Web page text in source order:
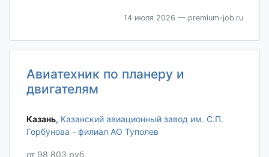
14 июля 2026 — premium-job.ru
Авиатехник по планеру и
двигателям
Казань‎, Казанский авиационный завод им. С.П.
Горбунова - филиал АО Туполев
от 98 803 руб